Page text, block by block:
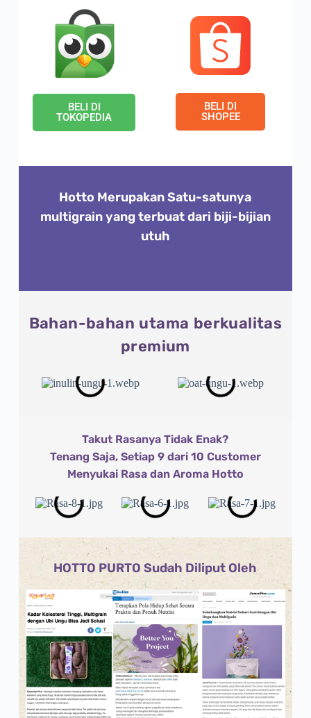
BELI DI
TOKOPEDIA
BELI DI
SHOPEE
Hotto Merupakan Satu-satunya
multigrain yang terbuat dari biji-bijian
utuh
Bahan-bahan utama berkualitas
premium
Takut Rasanya Tidak Enak?
Tenang Saja, Setiap 9 dari 10 Customer
Menyukai Rasa dan Aroma Hotto
HOTTO PURTO Sudah Diliput Oleh